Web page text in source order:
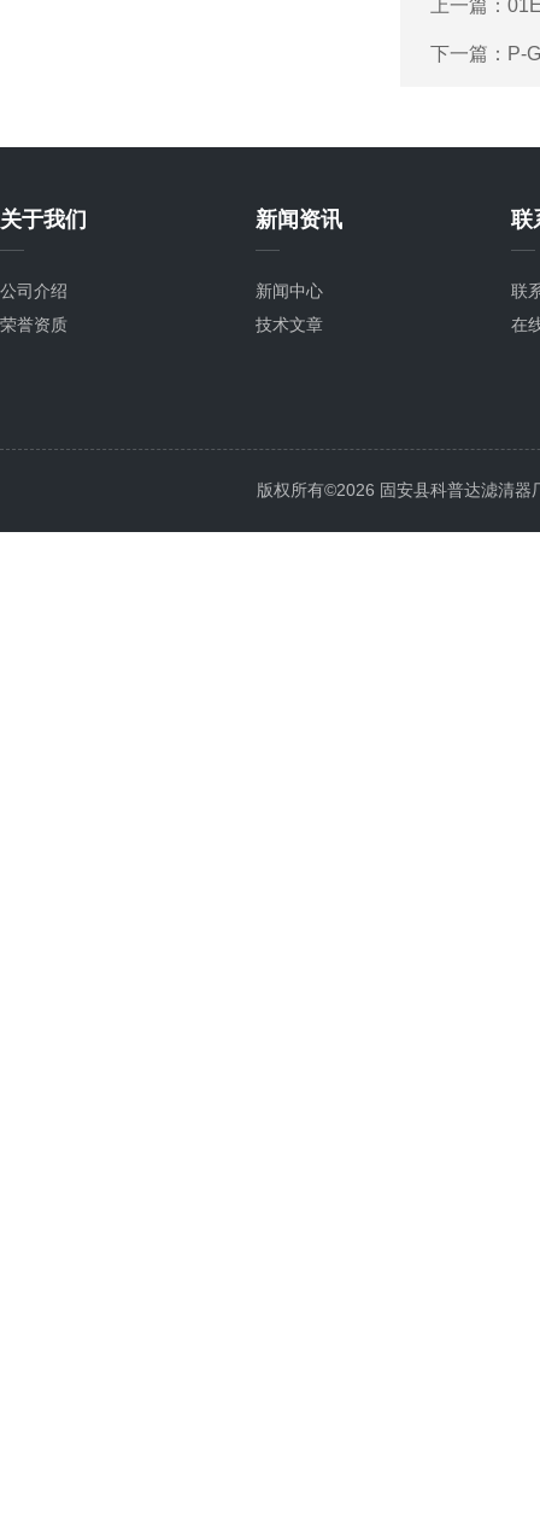
上一篇：
下一篇： P-
关于我们
公司介绍
荣誉资质
新闻资讯
新闻中心
技术文章
联
联
在
版权所有©2026 固安县科普达滤清